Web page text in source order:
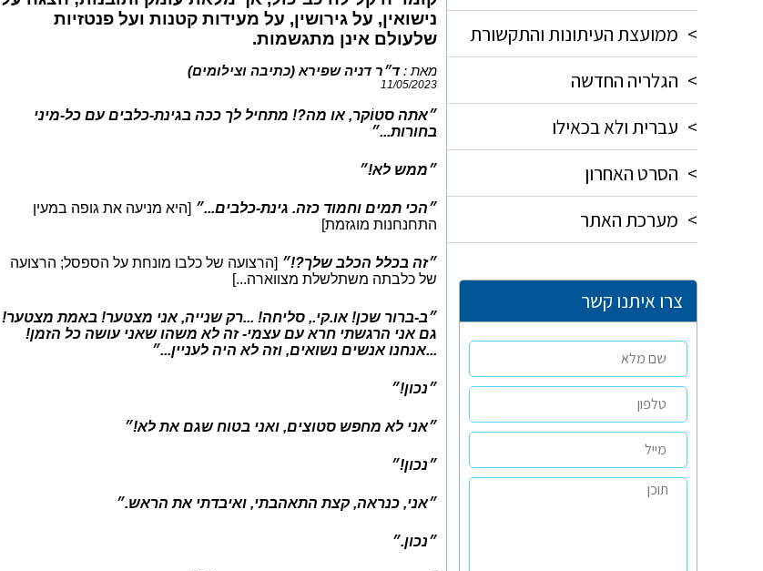
> ממועצת העיתונות והתקשורת
> הגלריה החדשה
> עברית ולא בכאילו
> הסרט האחרון
> מערכת האתר
צרו איתנו קשר
נישואין, על גירושין, על מעידות קטנות ועל פנטזיות
שלעולם אינן מתגשמות.
מאת :ד״ר דניה שפירא (כתיבה וצילומים)
11/05/2023
״אתה סטוֹקר, או מה?! מתחיל לך ככה בגינת-כלבים עם כל-מיני
בחורות...״
״ממש לא!״
״הכי תמים וחמוד כזה. גינת-כלבים...״ [היא מניעה את גופה במעין
התחנחנות מוגזמת]
״זה בכלל הכלב שלך?!״ [הרצועה של כלבו מונחת על הספסל; הרצועה
של כלבתה משתלשלת מצווארה...]
״ב-ברור שכן! או.קי., סליחה! ...רק שנייה, אני מצטער! באמת מצטער!
גם אני הרגשתי חרא עם עצמי- זה לא משהו שאני עושה כל הזמן!
...אנחנו אנשים נשואים, וזה לא היה לעניין...״
״נכון!״
״אני לא מחפש סטוצים, ואני בטוח שגם את לא!״
״נכון!״
״אני, כנראה, קצת התאהבתי, ואיבדתי את הראש.״
״נכון.״